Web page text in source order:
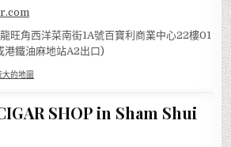
旺角西洋菜南街1A號百寶利商業中心22樓01
港鐵油麻地站A2出口)
大的地圖
SHOP in Sham Shui